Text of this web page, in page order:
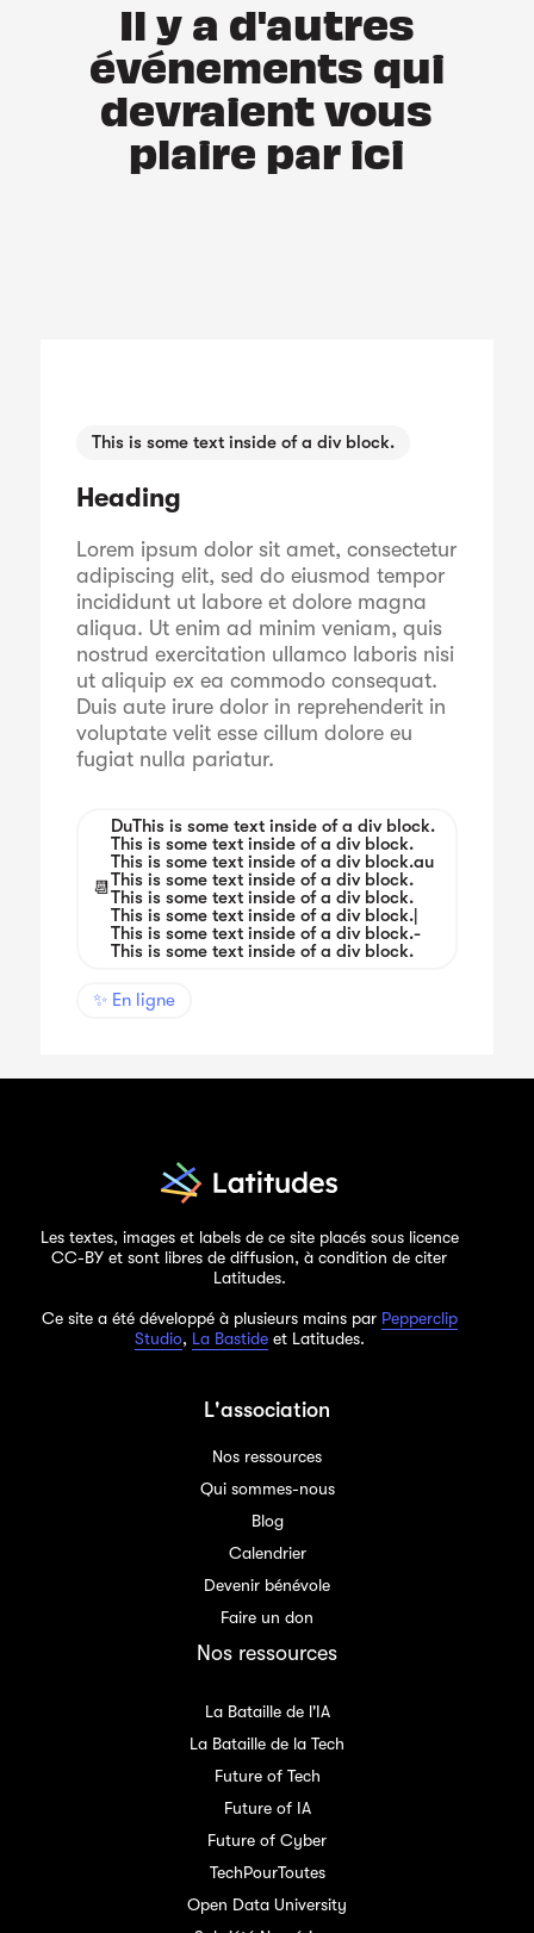
Il y a d'autres
événements qui
devraient vous
plaire par ici
This is some text inside of a div block.
Heading
Lorem ipsum dolor sit amet, consectetur
adipiscing elit, sed do eiusmod tempor
incididunt ut labore et dolore magna
aliqua. Ut enim ad minim veniam, quis
nostrud exercitation ullamco laboris nisi
ut aliquip ex ea commodo consequat.
Duis aute irure dolor in reprehenderit in
voluptate velit esse cillum dolore eu
fugiat nulla pariatur.
📆
DuThis is some text inside of a div block.
This is some text inside of a div block.
This is some text inside of a div block.au
This is some text inside of a div block.
This is some text inside of a div block.
This is some text inside of a div block.|
This is some text inside of a div block.-
This is some text inside of a div block.
✨ En ligne
Les textes, images et labels de ce site placés sous licence
CC-BY et sont libres de diffusion, à condition de citer
Latitudes.
Ce site a été développé à plusieurs mains par Pepperclip
Studio, La Bastideet Latitudes.
L'association
Nos ressources
Qui sommes-nous
Blog
Calendrier
Devenir bénévole
Faire un don
Nos ressources
La Bataille de l'IA
La Bataille de la Tech
Future of Tech
Future of IA
Future of Cyber
TechPourToutes
Open Data University